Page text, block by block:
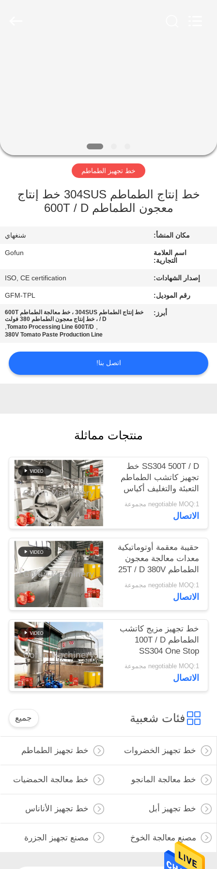
عرض
الافتراضي
جولة
الجودة
حالات
اطلب
اقتباس
خريطة
الموقع
سياسة
الخصوصية
خط تجهيز الطماطم
خط إنتاج الطماطم 304SUS خط إنتاج
معجون الطماطم 600T / D
مكان المنشأ: شنغهاي
اسم العلامة
التجارية:
Gofun
إصدار الشهادات: ISO, CE certification
رقم الموديل: GFM-TPL
أبرز:
خط إنتاج الطماطم 304SUS ، خط معالجة الطماطم 600T
/ D ، خط إنتاج معجون الطماطم 380 فولت
,
Tomato Processing Line 600T/D
,
380V Tomato Paste Production Line
اتصل بنا!
منتجات مماثلة
SS304 500T / D خط
تجهيز كاتشب الطماطم
التعبئة والتغليف أكياس
معقمة
negotiable MOQ:1 مجموعة
الاتصال
حقيبة معقمة أوتوماتيكية
معدات معالجة معجون
الطماطم 25T / D 380V
negotiable MOQ:1 مجموعة
الاتصال
خط تجهيز مزيج كاتشب
الطماطم 100T / D
SS304 One Stop
Service
negotiable MOQ:1 مجموعة
الاتصال
فئات شعبية جميع
خط تجهيز الخضروات خط تجهيز الطماطم
خط معالجة المانجو خط معالجة الحمضيات
خط تجهيز أبل خط تجهيز الأناناس
مصنع معالجة الخوخ مصنع تجهيز الجزرة